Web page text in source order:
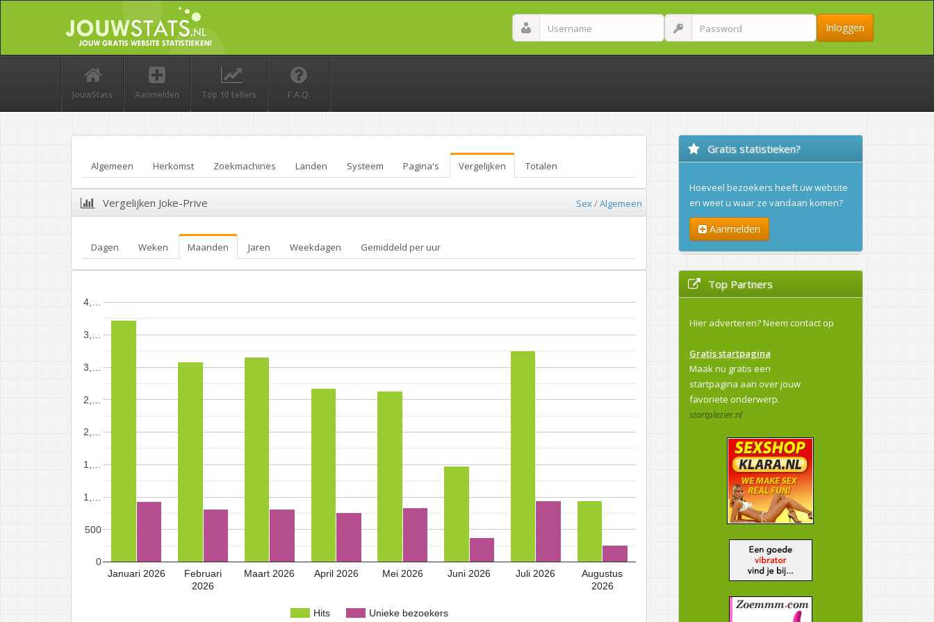
Inloggen
JouwStats Aanmelden Top 10 tellers F.A.Q.
Algemeen Herkomst Zoekmachines Landen Systeem Pagina's Vergelijken Totalen
Vergelijken Joke-Prive Sex/Algemeen
Dagen Weken Maanden Jaren Weekdagen Gemiddeld per uur
Hits Unieke bezoekers
Januari 2026
Februari
2026
Maart 2026 April 2026 Mei 2026 Juni 2026 Juli 2026
Augustus
2026
0
500
1,…
1,…
2,…
2,…
3,…
3,…
4,…
Gratis statistieken?
Hoeveel bezoekers heeft uw website
en weet u waar ze vandaan komen?
Aanmelden
Top Partners
Hier adverteren?Neem contact op
Gratis startpagina
Maak nu gratis een
startpagina aan over jouw
favoriete onderwerp.
startplezier.nl